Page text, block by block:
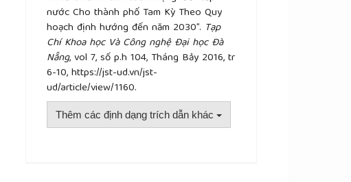
nước Cho thành phố Tam Kỳ Theo Quy
hoạch định hướng đến năm 2030”. Tạp
Chí Khoa học Và Công nghệ Đại học Đà
Nẵng, vol 7, số p.h 104, Tháng Bảy 2016, tr
6-10, https://jst-ud.vn/jst-
ud/article/view/1160.
Thêm các định dạng trích dẫn khác